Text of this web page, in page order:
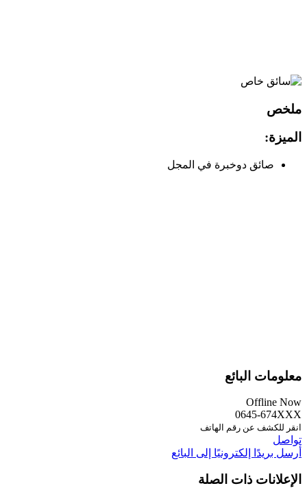
ملخص
الميزة:
صائق دوخبرة في المجل
معلومات البائع
Offline Now
0645-674XXX
انقر للكشف عن رقم الهاتف
تواصل
أرسل بريدًا إلكترونيًا إلى البائع
الإعلانات ذات الصلة